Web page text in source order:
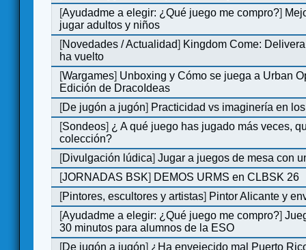
[Ayudadme a elegir: ¿Qué juego me compro?]
jugar adultos y niños
[Novedades / Actualidad] Kingdom Come:
ha vuelto
[Wargames] Unboxing y Cómo se juega a Urban
Edición de DracoIdeas
[De jugón a jugón] Practicidad vs imaginería en
[Sondeos] ¿ A qué juego has jugado más veces,
colección?
[Divulgación lúdica]Jugar a juegos de mesa con
[JORNADAS BSK] DEMOS URMS en CLBSK 26
[Pintores, escultores y artistas] Pintor Alicante y
[Ayudadme a elegir: ¿Qué juego me compro?]
30 minutos para alumnos de la ESO
[De jugón a jugón] ¿Ha envejecido mal Puerto